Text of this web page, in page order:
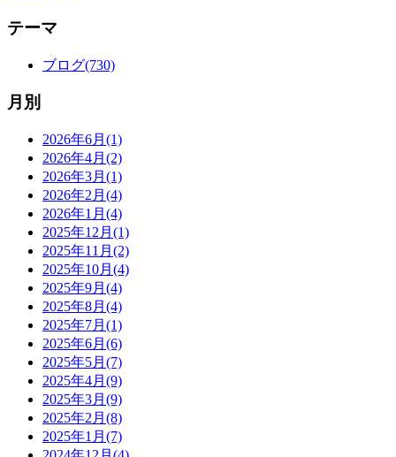
テーマ
ブログ(730)
月別
2026年6月(1)
2026年4月(2)
2026年3月(1)
2026年2月(4)
2026年1月(4)
2025年12月(1)
2025年11月(2)
2025年10月(4)
2025年9月(4)
2025年8月(4)
2025年7月(1)
2025年6月(6)
2025年5月(7)
2025年4月(9)
2025年3月(9)
2025年2月(8)
2025年1月(7)